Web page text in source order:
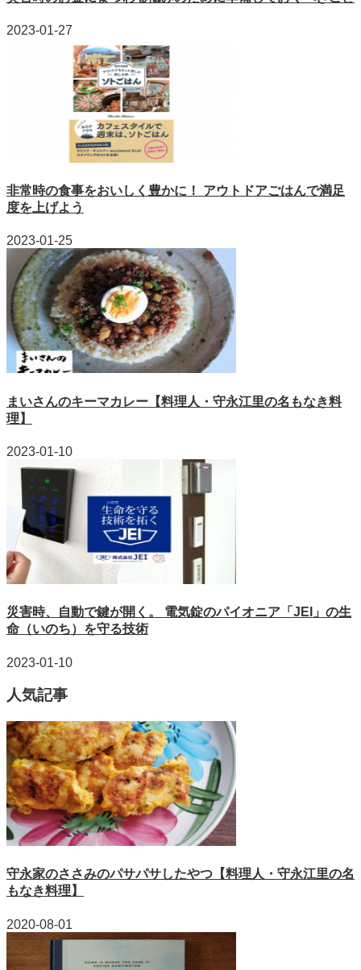
2023-01-27
非常時の食事をおいしく豊かに！ アウトドアごはんで満足
度を上げよう
2023-01-25
まいさんのキーマカレー【料理人・守永江里の名もなき料
理】
2023-01-10
災害時、自動で鍵が開く。 電気錠のパイオニア「JEI」の生
命（いのち）を守る技術
2023-01-10
人気記事
守永家のささみのパサパサしたやつ【料理人・守永江里の名
もなき料理】
2020-08-01